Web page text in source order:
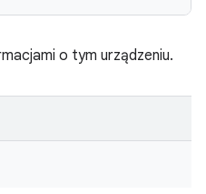
o tym urządzeniu.